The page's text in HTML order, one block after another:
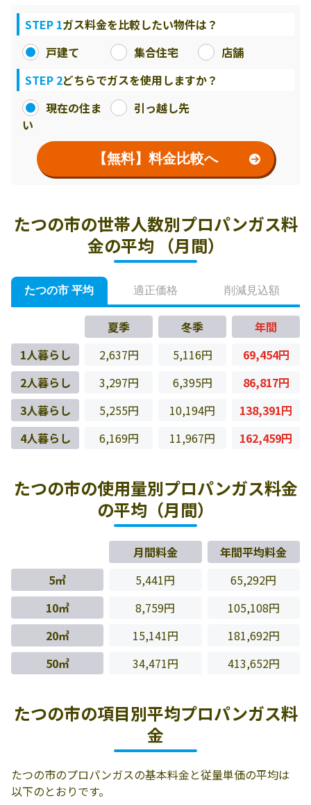
STEP 1ガス料金を比較したい物件は？
戸建て
集合住宅
店舗
STEP 2どちらでガスを使用しますか？
現在の住ま
い
引っ越し先
【無料】料金比較へ
たつの市の世帯人数別プロパンガス料
金の平均 （月間）
たつの市 平均 適正価格 削減見込額
夏季 冬季
年間
1人暮らし
2,637円 5,116円
69,454円
2人暮らし
3,297円 6,395円
86,817円
3人暮らし
5,255円 10,194円
138,391円
4人暮らし
6,169円 11,967円 162,459円
たつの市の使用量別プロパンガス料金
の平均（月間）
月間料金
年間平均料金
5㎥
5,441円
65,292円
10㎥
8,759円
105,108円
20㎥
15,141円
181,692円
50㎥
34,471円 413,652円
たつの市の項目別平均プロパンガス料
金
たつの市のプロパンガスの基本料金と従量単価の平均は
以下のとおりです。